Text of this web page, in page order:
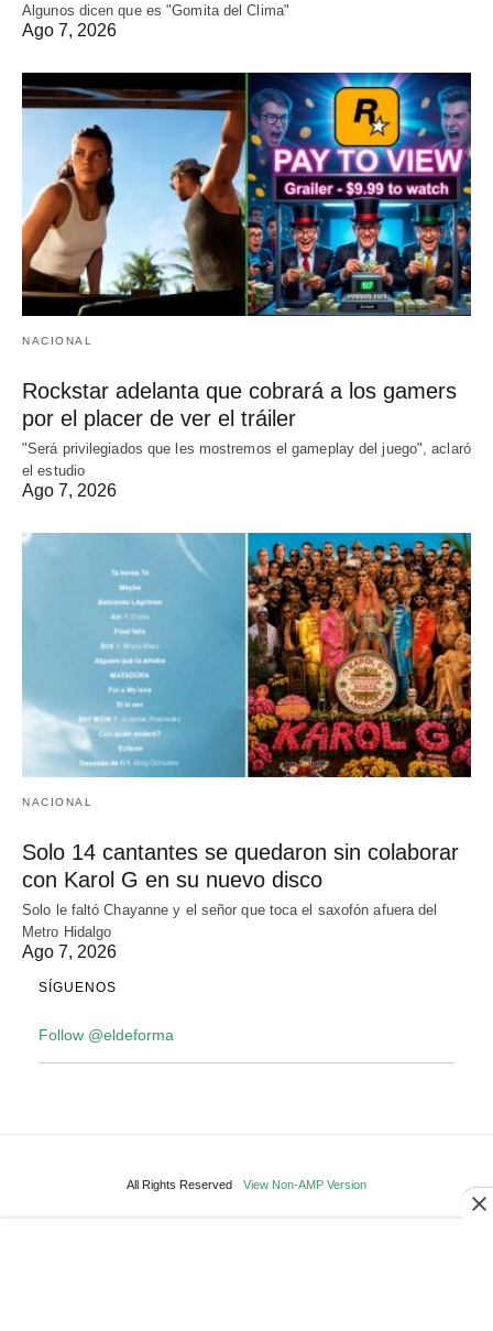
Algunos dicen que es "Gomita del Clima"
Ago 7, 2026
NACIONAL
Rockstar adelanta que cobrará a los gamers
por el placer de ver el tráiler
"Será privilegiados que les mostremos el gameplay del juego", aclaró
el estudio
Ago 7, 2026
NACIONAL
Solo 14 cantantes se quedaron sin colaborar
con Karol G en su nuevo disco
Solo le faltó Chayanne y el señor que toca el saxofón afuera del
Metro Hidalgo
Ago 7, 2026
SÍGUENOS
Follow @eldeforma
All Rights Reserved View Non-AMP Version